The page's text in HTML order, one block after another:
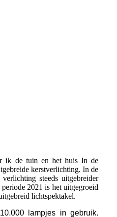
ik de tuin en het huis In de
kerstverlichting. In de
steeds uitgebreider
2021 is het uitgegroeid
lichtspektakel.
lampjes in gebruik.